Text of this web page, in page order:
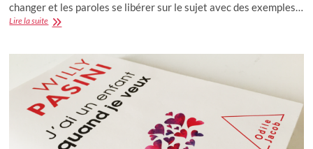
changer et les paroles se libérer sur le sujet avec des exemples…
Lire la suiteTully
mère
comme
les
autres
?